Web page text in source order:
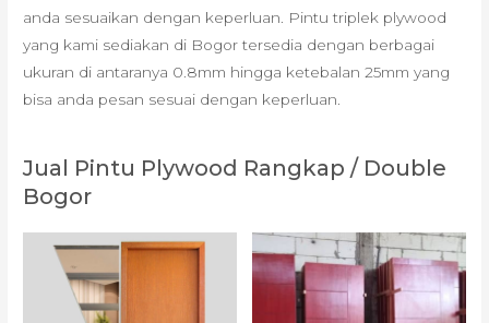
anda sesuaikan dengan keperluan. Pintu triplek plywood
yang kami sediakan di Bogor tersedia dengan berbagai
ukuran di antaranya 0.8mm hingga ketebalan 25mm yang
bisa anda pesan sesuai dengan keperluan.
Jual Pintu Plywood Rangkap / Double
Bogor